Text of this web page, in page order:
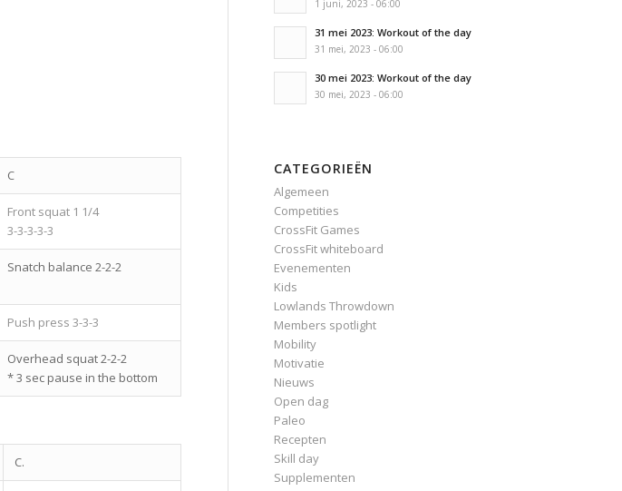
C
Front squat 1 1/4
3-3-3-3-3
Snatch balance 2-2-2
Push press 3-3-3
Overhead squat 2-2-2
* 3 sec pause in the bottom
C.
1 juni, 2023 - 06:00
31 mei 2023: Workout of the day
31 mei, 2023 - 06:00
30 mei 2023: Workout of the day
30 mei, 2023 - 06:00
CATEGORIEËN
Algemeen
Competities
CrossFit Games
CrossFit whiteboard
Evenementen
Kids
Lowlands Throwdown
Members spotlight
Mobility
Motivatie
Nieuws
Open dag
Paleo
Recepten
Skill day
Supplementen